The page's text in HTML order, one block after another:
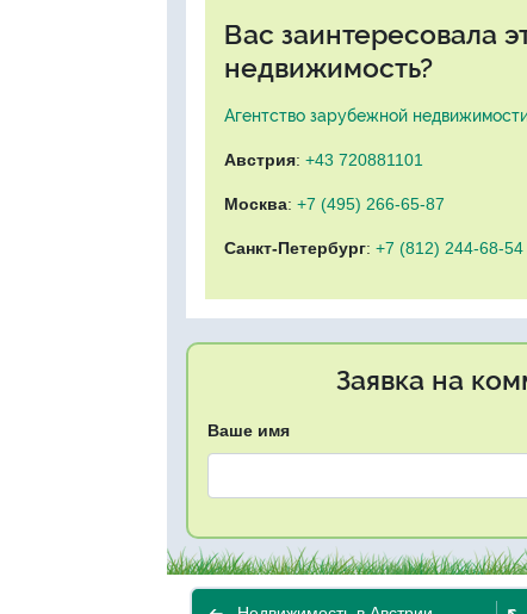
Вас заинтересовала
недвижимость?
Агентство зарубежной
Австрия: +43 720881101
Москва: +7 (495) 266-65-87
Санкт-Петербург: +7 (812) 244-68-54
Заявка на
Ваше имя